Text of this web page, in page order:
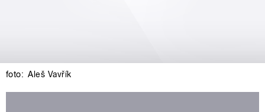
foto: Aleš Vavřík